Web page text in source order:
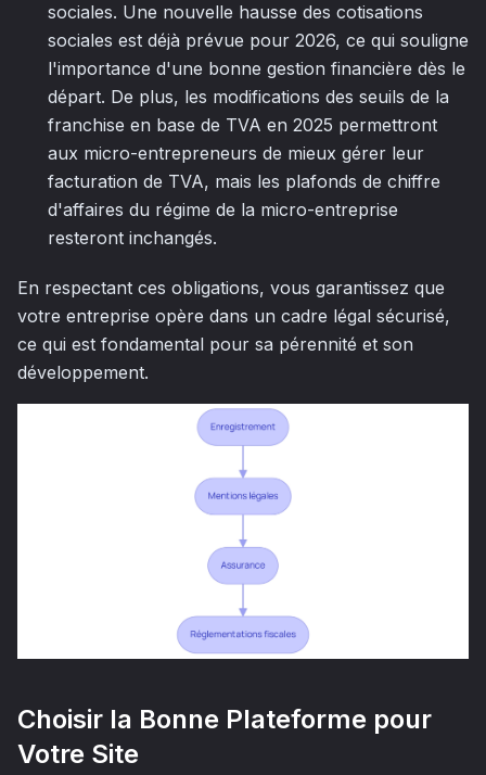
sociales. Une nouvelle hausse des cotisations
sociales est déjà prévue pour 2026, ce qui souligne
l'importance d'une bonne gestion financière dès le
départ. De plus, les modifications des seuils de la
franchise en base de TVA en 2025 permettront
aux micro-entrepreneurs de mieux gérer leur
facturation de TVA, mais les plafonds de chiffre
d'affaires du régime de la micro-entreprise
resteront inchangés.
En respectant ces obligations, vous garantissez que
votre entreprise opère dans un cadre légal sécurisé,
ce qui est fondamental pour sa pérennité et son
développement.
Choisir la Bonne Plateforme pour
Votre Site